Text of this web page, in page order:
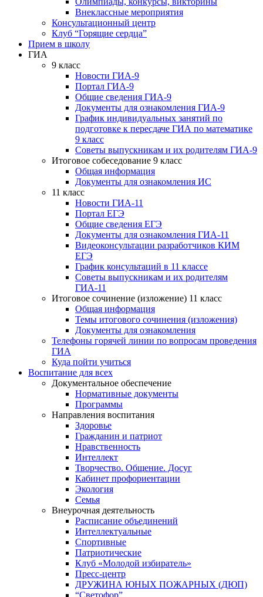
Внеклассные мероприятия
Консультационный центр
Клуб “Горящие сердца”
Прием в школу
ГИА
9 класс
Новости ГИА-9
Портал ГИА-9
Общие сведения ГИА-9
Документы для ознакомления ГИА-9
График индивидуальных занятий по
подготовке к пересдаче ГИА по математике
9 класс
Советы выпускникам и их родителям ГИА-9
Итоговое собеседование 9 класс
Общая информация
Документы для ознакомления ИС
11 класс
Новости ГИА-11
Портал ЕГЭ
Общие сведения ЕГЭ
Документы для ознакомления ГИА-11
Видеоконсультации разработчиков КИМ
ЕГЭ
График консультаций в 11 классе
Советы выпускникам и их родителям
ГИА-11
Итоговое сочинение (изложение) 11 класс
Общая информация
Темы итогового сочинения (изложения)
Документы для ознакомления
Телефоны горячей линии по вопросам проведения
ГИА
Куда пойти учиться
Воспитание для всех
Документальное обеспечение
Нормативные документы
Программы
Направления воспитания
Здоровье
Гражданин и патриот
Нравственность
Интеллект
Творчество. Общение. Досуг
Кабинет профориентации
Экология
Семья
Внеурочная деятельность
Расписание объединений
Интеллектуальные
Спортивные
Патриотические
Клуб «Молодой избиратель»
Пресс-центр
ДРУЖИНА ЮНЫХ ПОЖАРНЫХ (ДЮП)
“Светофор”